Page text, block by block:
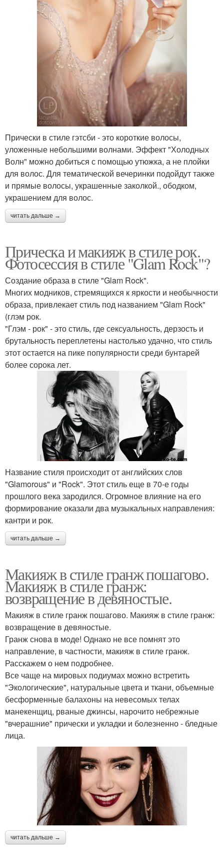
Прически в стиле гэтсби - это короткие волосы,
уложенные небольшими волнами. Эффект "Холодных
Волн" можно добиться с помощью утюжка, а не плойки
для волос. Для тематической вечеринки подойдут также
и прямые волосы, украшенные заколкой., ободком,
украшением для волос.
читать дальше →
Прическа и макияж в стиле рок.
Фотосессия в стиле "Glam Rock"?
Создание образа в стиле "Glam Rock".
Многих модников, стремящихся к яркости и необычности
образа, привлекает стиль под названием "Glam Rock"
(глэм рок.
"Глэм - рок" - это стиль, где сексуальность, дерзость и
брутальность переплетены настолько удачно, что стиль
этот остается на пике популярности среди бунтарей
более сорока лет.
Название стиля происходит от английских слов
"Glamorous" и "Rock". Этот стиль еще в 70-е годы
прошлого века зародился. Огромное влияние на его
формирование оказали два музыкальных направления:
кантри и рок.
читать дальше →
Макияж в стиле гранж пошагово.
Макияж в стиле гранж:
возвращение в девяностые.
Макияж в стиле гранж пошагово. Макияж в стиле гранж:
возвращение в девяностые.
Гранж снова в моде! Однако не все помнят это
направление, в частности, макияж в стиле гранж.
Расскажем о нем подробнее.
Все чаще на мировых подиумах можно встретить
"Экологические", натуральные цвета и ткани, объемные
бесформенные балахоны на невесомых телах
манекенщиц, рваные джинсы, нарочито небрежные
"вчерашние" прически и укладки и болезненно - бледные
лица.
читать дальше →